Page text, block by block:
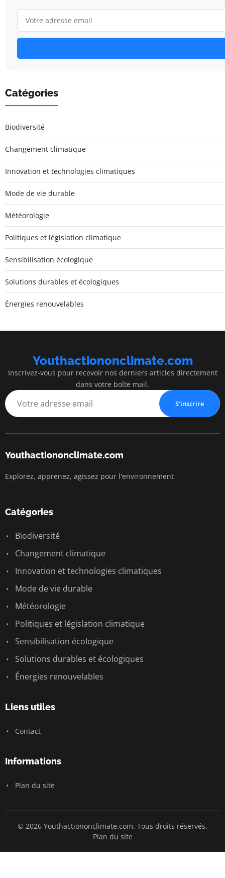
Catégories
Biodiversité
Changement climatique
Innovation et technologies climatiques
Mode de vie durable
Météorologie
Politiques et législation climatique
Sensibilisation écologique
Solutions durables et écologiques
Énergies renouvelables
Youthactiononclimate.com
Inscrivez-vous pour recevoir nos derniers articles directement
dans votre boîte mail.
S'inscrire
Youthactiononclimate.com
Explorez, apprenez, agissez pour l'environnement
Catégories
Biodiversité
Changement climatique
Innovation et technologies climatiques
Mode de vie durable
Météorologie
Politiques et législation climatique
Sensibilisation écologique
Solutions durables et écologiques
Énergies renouvelables
Liens utiles
Contact
Informations
Plan du site
© 2026 Youthactiononclimate.com. Tous droits réservés.
Plan du site